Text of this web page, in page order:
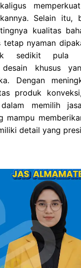
Selain itu,
kualitas
tetap nyaman
sedikit pula
desain khusus
Dengan
produk
memilih
mampu
detail yang